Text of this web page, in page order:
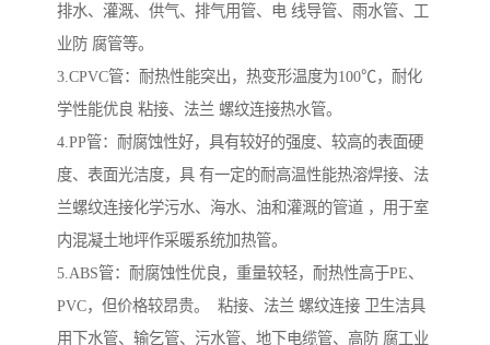
排水、灌溉、供气、排气用管、电 线导管、雨水管、工
业防 腐管等。
3.CPVC管：耐热性能突出，热变形温度为100℃，耐化
学性能优良 粘接、法兰 螺纹连接热水管。
4.PP管：耐腐蚀性好，具有较好的强度、较高的表面硬
度、表面光洁度，具 有一定的耐高温性能热溶焊接、法
兰螺纹连接化学污水、海水、油和灌溉的管道 ，用于室
内混凝土地坪作采暖系统加热管。
5.ABS管：耐腐蚀性优良，重量较轻，耐热性高于PE、
PVC，但价格较昂贵。 粘接、法兰 螺纹连接 卫生洁具
用下水管、输乞管、污水管、地下电缆管、高防 腐工业